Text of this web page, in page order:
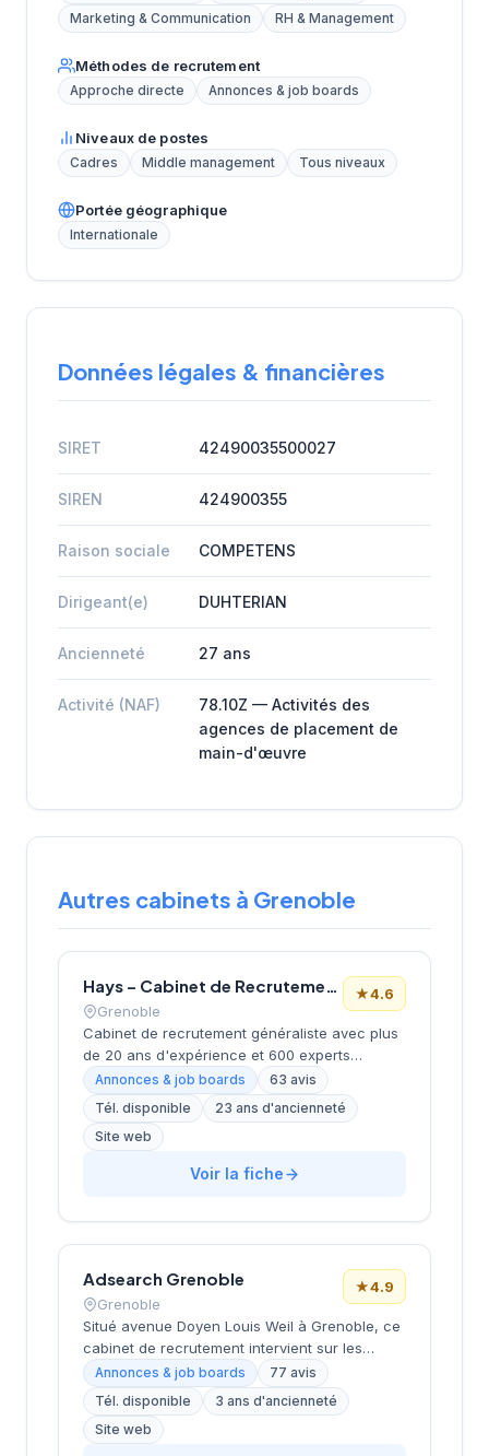
Marketing & Communication
RH & Management
Méthodes de recrutement
Approche directe Annonces & job boards
Niveaux de postes
Cadres Middle management Tous niveaux
Portée géographique
Internationale
Données légales & financières
SIRET 42490035500027
SIREN 424900355
Raison sociale COMPETENS
Dirigeant(e) DUHTERIAN
Ancienneté 27 ans
Activité (NAF)
78.10Z — Activités des
agences de placement de
main-d'œuvre
Autres cabinets à Grenoble
Hays – Cabinet de Recrutement Grenoble
Grenoble
★4.6
Cabinet de recrutement généraliste avec plus
de 20 ans d'expérience et 600 experts
répartis dans 17 bureaux en France. Positionné
comme cabinet de recrutement spécialisé
mettant l'humain au cœur de sa mission,
proposant des services d'accompagnement
de carrière et de placement en CDI, CDD et
freelance. Dispose d'une expertise en
Annonces & job boards
63 avis
Tél. disponible
23 ans d'ancienneté
Site web
Voir la fiche
Adsearch Grenoble
Grenoble
★4.9
Situé avenue Doyen Louis Weil à Grenoble, ce
cabinet de recrutement intervient sur les
profils cadres et dirigeants dans différents
secteurs d'activité. La structure propose un
accompagnement personnalisé aux
entreprises locales et nationales pour leurs
Annonces & job boards
77 avis
Tél. disponible
3 ans d'ancienneté
Site web